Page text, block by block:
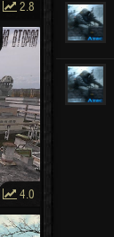
2.8
4.0